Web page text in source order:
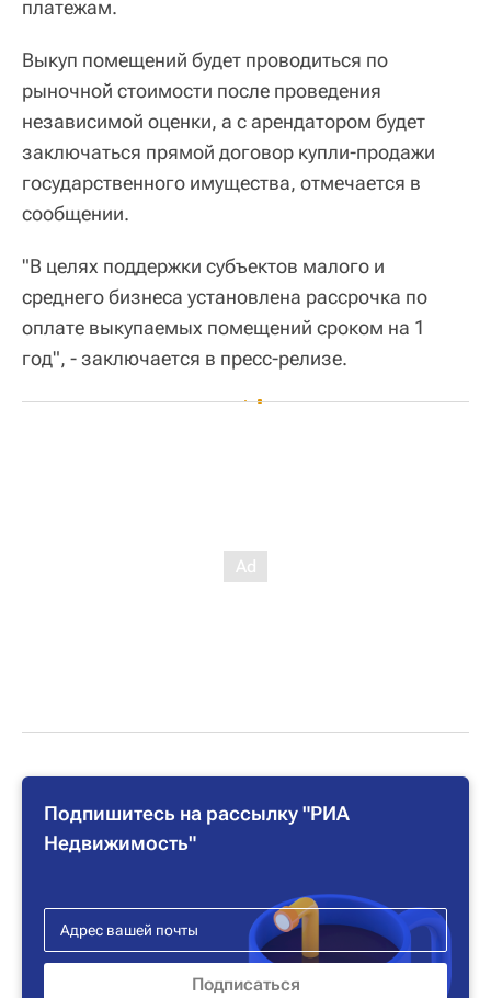
платежам.
Выкуп помещений будет проводиться по
рыночной стоимости после проведения
независимой оценки, а с арендатором будет
заключаться прямой договор купли-продажи
государственного имущества, отмечается в
сообщении.
"В целях поддержки субъектов малого и
среднего бизнеса установлена рассрочка по
оплате выкупаемых помещений сроком на 1
год", - заключается в пресс-релизе.
Подпишитесь на рассылку "РИА
Недвижимость"